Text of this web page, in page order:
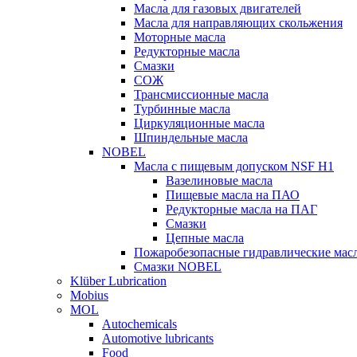
Масла для газовых двигателей
Масла для направляющих скольжения
Моторные масла
Редукторные масла
Смазки
СОЖ
Трансмиссионные масла
Турбинные масла
Циркуляционные масла
Шпиндельные масла
NOBEL
Масла с пищевым допуском NSF H1
Вазелиновые масла
Пищевые масла на ПАО
Редукторные масла на ПАГ
Смазки
Цепные масла
Пожаробезопасные гидравлические
Смазки NOBEL
Klüber Lubrication
Mobius
MOL
Autochemicals
Automotive lubricants
Food